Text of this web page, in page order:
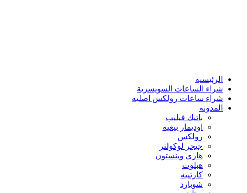
الرئيسيه
شراء الساعات السويسرية
شراء ساعات رولكس اصليه
المدونه
باتيك فيليب
اوديمار بيغيه
رولكس
جيجر لوكولتر
هاري وينستون
هبلوت
كارتييه
شوبارد